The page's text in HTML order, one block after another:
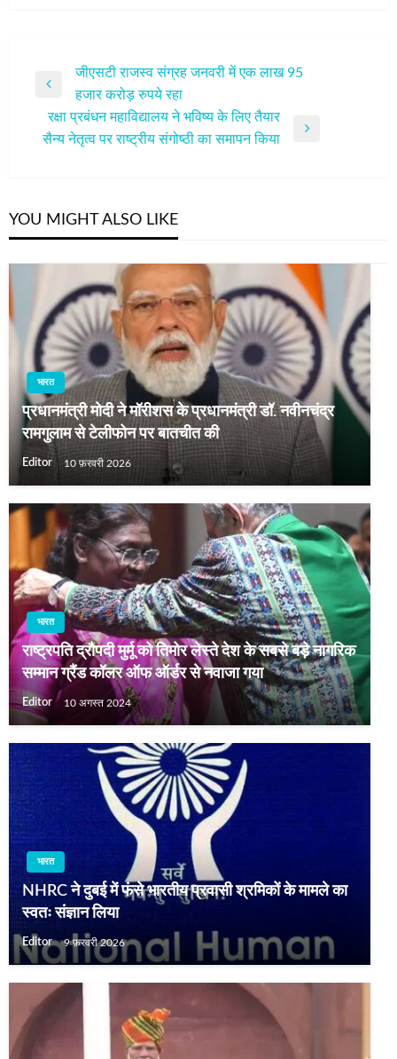
नेविगेशन
Previous
Post
जीएसटी राजस्व संग्रह जनवरी में एक लाख 95
हजार करोड़ रुपये रहा
Next
रक्षा प्रबंधन महाविद्यालय ने भविष्य के लिए तैयार
सैन्य नेतृत्व पर राष्ट्रीय संगोष्ठी का समापन किया
YOU MIGHT ALSO LIKE
भारत
प्रधानमंत्री मोदी ने मॉरीशस के प्रधानमंत्री डॉ. नवीनचंद्र
रामगुलाम से टेलीफोन पर बातचीत की
Editor 10 फ़रवरी 2026
भारत
राष्‍ट्रपति द्रौपदी मुर्मू को तिमोर लेस्‍ते देश के सबसे बड़े नागरिक
सम्मान ग्रैंड कॉलर ऑफ ऑर्डर से नवाजा गया
Editor 10 अगस्त 2024
भारत
NHRC ने दुबई में फंसे भारतीय प्रवासी श्रमिकों के मामले का
स्वतः संज्ञान लिया
Editor 9 फ़रवरी 2026